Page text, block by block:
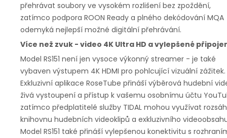
přehrávat soubory ve vysokém rozlišení bez zpoždění,
zatímco podpora ROON Ready a plného dekódování MQA
odemyká nejlepší možné digitální přehrávání.
Více než zvuk - video 4K Ultra HD a vylepšené
Model RS151 není jen vysoce výkonný streamer - je také
vybaven výstupem 4K HDMI pro pohlcující vizuální zážitek.
Exkluzivní aplikace RoseTube přináší výběrová hudební
živá vystoupení a přístup k vašemu osobnímu účtu
zatímco předplatitelé služby TIDAL mohou využívat
knihovnu hudebních videoklipů a exkluzivního
Model RS151 také přináší vylepšenou konektivitu s